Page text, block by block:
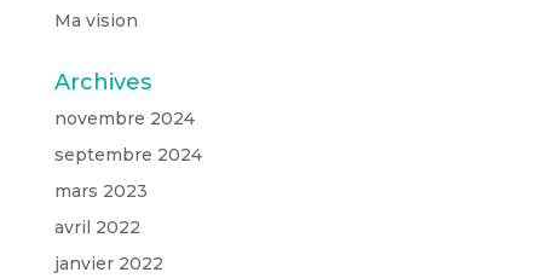
Ma vision
Archives
novembre 2024
septembre 2024
mars 2023
avril 2022
janvier 2022